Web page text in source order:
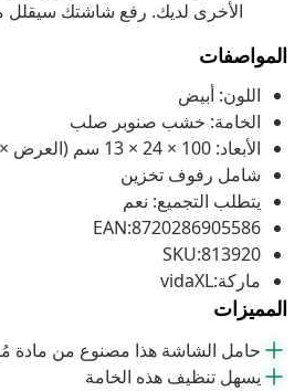
الأخرى لديك. رفع شاشتك سيقلل
المواصفات
اللون: أبيض
الخامة: خشب صنوبر صلب
الأبعاد: 100 × 24 × 13 سم (العرض × العمق × الارتفاع)
شامل رفوف تخزين
يتطلب التجميع: نعم
EAN:8720286905586
SKU:813920
ماركة:vidaXL
المميزات
حامل الشاشة هذا مصنوع من مادة
يسهل تنظيف هذه الخامة